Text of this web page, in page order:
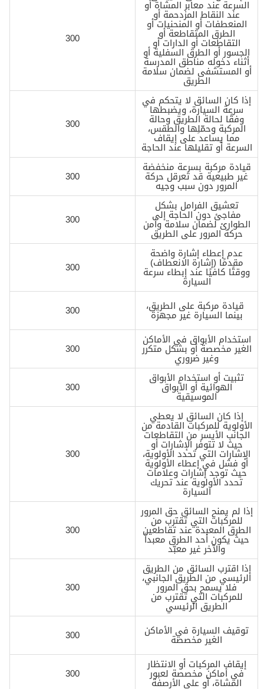
السرعة عند معابر المشاة أو
عند النقاط المزدحمة أو
المنعطفات أو المنحنيات أو
الطرق المتقاطعة أو
التقاطعات أو الدارات أو
الجسور أو الطرق السفلية أو
أثناء دخوله مناطق المدرسة
أو المستشفى لضمان سلامة
الطريق
300
إذا كان السائق لا يتحكم في
سرعة السيارة، ويضبطها
وفقًا لحالة الطريق وحالة
المركبة وحمّلِها والطقس،
مما يساعد على إيقاف
السرعة أو تقليلها عند الحاجة
300
قيادة مركبة بسرعة منخفضة
غير طبيعية قد تعرقل حركة
المرور دون سبب وجيه
300
تعشيق الفرامل بشكل
مفاجئ دون الحاجة إلى
الطوارئ لضمان سلامة وأمن
حركة المرور على الطريق
300
عدم إعطاء إشارة واضحة
مقدمًا (إشارة الانعطاف)
ووقتًا كافيًا عند إبطاء سرعة
السيارة
300
قيادة مركبة على الطريق،
بينما السيارة غير مجهزة
300
استخدام الأبواق في الأماكن
الغير مخصصة أو بشكل متكرر
وغير ضروري
300
تثبيت أو استخدام الأبواق
الهوائية أو الأبواق
الموسيقية
300
إذا كان السائق لا يعطي
الأولوية للمركبات القادمة من
الجانب الأيسر من التقاطعات
حيث لا تتوفر الإشارات أو
الإشارات التي تحدد الأولوية،
أو فشل في إعطاء الأولوية
حيث توجد إشارات وعلامات
تحدد الأولوية عند تحريك
السيارة
300
إذا لم يمنح السائق حق المرور
للمركبات التي تقترب من
الطرق المعبدة عند تقاطعين
حيث يكون أحد الطرق معبداً
والآخر غير معبّد
300
إذا اقترب السائق من الطريق
الرئيسي من الطريق الجانبي،
فلا يسمح بحق المرور
للمركبات التي تقترب من
الطريق الرئيسي
300
توقيف السيارة في الأماكن
الغير مخصصة
300
إيقاف المركبات أو الانتظار
في أماكن مخصصة لعبور
المشاة، أو على الأرصفة
300